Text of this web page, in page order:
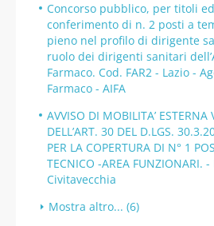
Concorso pubblico, per titoli
conferimento di n. 2 posti a
pieno nel profilo di dirigente
ruolo dei dirigenti sanitari
Farmaco. Cod. FAR2 - Lazio -
Farmaco - AIFA
AVVISO DI MOBILITA’
DELL’ART. 30 DEL D.LGS.
PER LA COPERTURA DI N° 1
TECNICO -AREA FUNZIONARI.
Civitavecchia
Mostra altro... (6)